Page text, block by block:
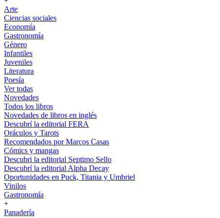
Arte
Ciencias sociales
Economía
Gastronomía
Género
Infantiles
Juveniles
Literatura
Poesía
Ver todas
Novedades
Todos los libros
Novedades de libros en inglés
Descubrí la editorial FERA
Oráculos y Tarots
Recomendados por Marcos Casas
Cómics y mangas
Descubri la editorial Septimo Sello
Descubrí la editorial Alpha Decay
Oportunidades en Puck, Titania y Umbriel
Vinilos
Gastronomía
+
Panadería